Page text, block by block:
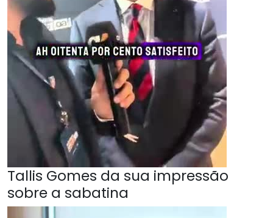
Tallis Gomes da sua impressão
sobre a sabatina